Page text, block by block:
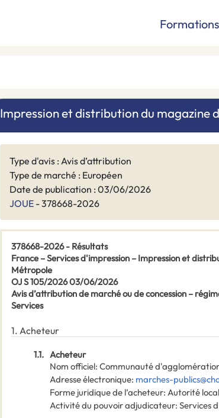
Formations
Impression et distribution du magazine
Type d'avis : Avis d’attribution
Type de marché : Européen
Date de publication : 03/06/2026
JOUE - 378668-2026
378668-2026 - Résultats
France – Services d'impression – Impression et
Métropole
OJ S 105/2026 03/06/2026
Avis d’attribution de marché ou de concession –
Services
1. Acheteur
1.1. Acheteur
Nom officiel: Communauté
Adresse électronique: marches-
Forme juridique de l’acheteur: Autorité
Activité du pouvoir adjudicateur: Services